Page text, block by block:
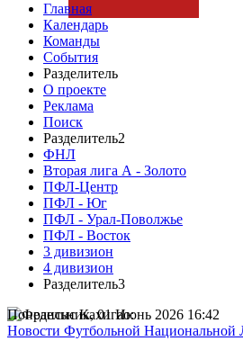
Главная
Календарь
Команды
События
Разделитель
О проекте
Реклама
Поиск
Разделитель2
ФНЛ
Вторая лига А - Золото
ПФЛ-Центр
ПФЛ - Юг
ПФЛ - Урал-Поволжье
ПФЛ - Восток
3 дивизион
4 дивизион
Разделитель3
Понедельник, 01 Июнь 2026 16:42
Новости Футбольной Национальной